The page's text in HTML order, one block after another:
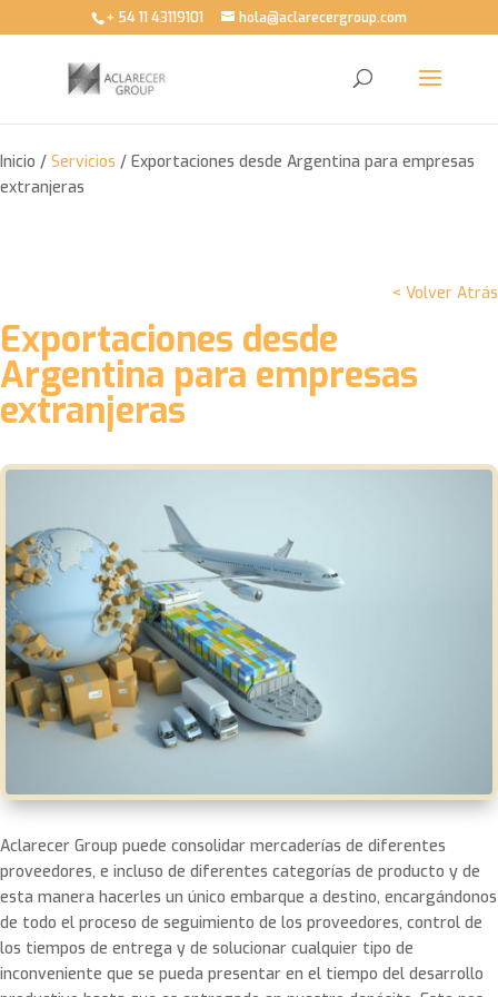
+ 54 11 43119101 hola@aclarecergroup.com
Inicio / Servicios / Exportaciones desde Argentina para empresas
extranjeras
< Volver Atrás
Exportaciones desde
Argentina para empresas
extranjeras
Aclarecer Group puede consolidar mercaderías de diferentes
proveedores, e incluso de diferentes categorías de producto y de
esta manera hacerles un único embarque a destino, encargándonos
de todo el proceso de seguimiento de los proveedores, control de
los tiempos de entrega y de solucionar cualquier tipo de
inconveniente que se pueda presentar en el tiempo del desarrollo